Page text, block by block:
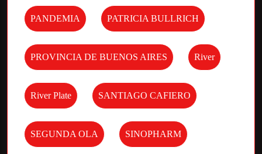
PANDEMIA PATRICIA BULLRICH
PROVINCIA DE BUENOS AIRES River
River Plate SANTIAGO CAFIERO
SEGUNDA OLA SINOPHARM